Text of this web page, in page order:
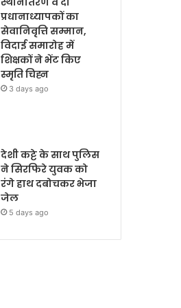
प्रधानाध्यापकों का
सेवानिवृत्ति सम्मान,
विदाई समारोह में
शिक्षकों ने भेंट किए
स्मृति चिह्न
3 days ago
देशी कट्टे के साथ पुलिस
ने सिरफिरे युवक को
रंगे हाथ दबोचकर भेजा
जेल
5 days ago